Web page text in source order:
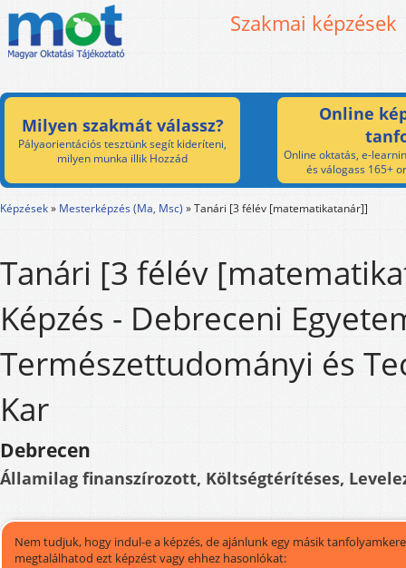
Szakmai képzések
Milyen szakmát válassz?
Pályaorientációs tesztünk segít kideríteni,
milyen munka illik Hozzád
Online
Online oktatás, e-
és válogass 165+
Képzések» Mesterképzés (Ma, Msc) »Tanári [3 félév [matematikatanár]]
Tanári [3 félév
Képzés - Debreceni
Természettudományi és
Kar
Debrecen
Államilag finanszírozott, Költségtérítéses,
Nem tudjuk, hogy indul-e a képzés, de ajánlunk egy másik
megtalálhatod ezt képzést vagy ehhez hasonlókat: